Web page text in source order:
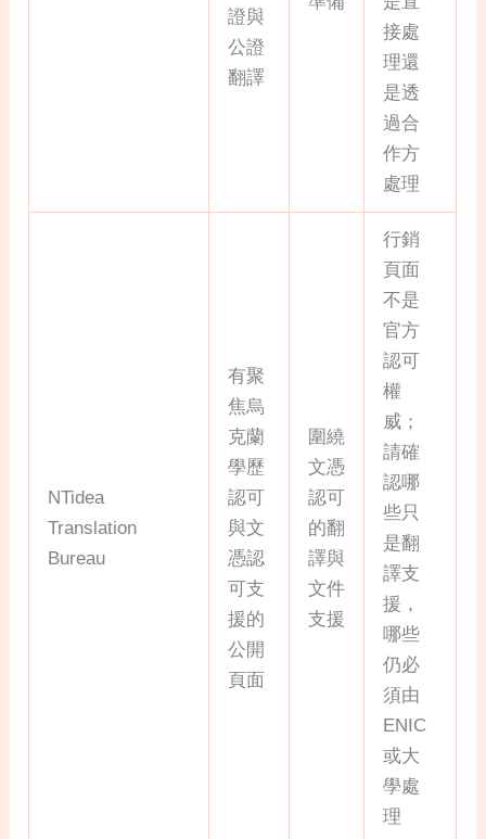
證與
公證
翻譯
接處
理還
是透
過合
作方
處理
NTidea
Translation
Bureau
有聚
焦烏
克蘭
學歷
認可
與文
憑認
可支
援的
公開
頁面
圍繞
文憑
認可
的翻
譯與
文件
支援
行銷
頁面
不是
官方
認可
權
威；
請確
認哪
些只
是翻
譯支
援，
哪些
仍必
須由
ENIC
或大
學處
理